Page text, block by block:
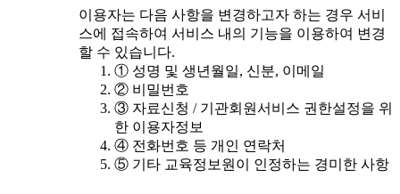
이용자는 다음 사항을 변경하고자 하는 경우 서비
스에 접속하여 서비스 내의 기능을 이용하여 변경
할 수 있습니다.
① 성명 및 생년월일, 신분, 이메일
② 비밀번호
③ 자료신청 / 기관회원서비스 권한설정을 위
한 이용자정보
④ 전화번호 등 개인 연락처
⑤ 기타 교육정보원이 인정하는 경미한 사항